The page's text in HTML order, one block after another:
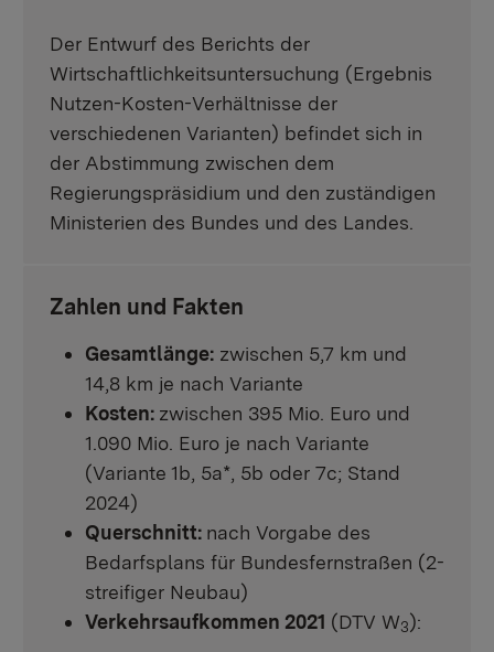
Der Entwurf des Berichts der
Wirtschaftlichkeitsuntersuchung (Ergebnis
Nutzen-Kosten-Verhältnisse der
verschiedenen Varianten) befindet sich in
der Abstimmung zwischen dem
Regierungspräsidium und den zuständigen
Ministerien des Bundes und des Landes.
Zahlen und Fakten
Gesamtlänge: zwischen 5,7 km und
14,8 km je nach Variante
Kosten: zwischen 395 Mio. Euro und
1.090 Mio. Euro je nach Variante
(Variante 1b, 5a*, 5b oder 7c; Stand
2024)
Querschnitt: nach Vorgabe des
Bedarfsplans für Bundesfernstraßen (2-
streifiger Neubau)
Verkehrsaufkommen 2021 (DTV W3):